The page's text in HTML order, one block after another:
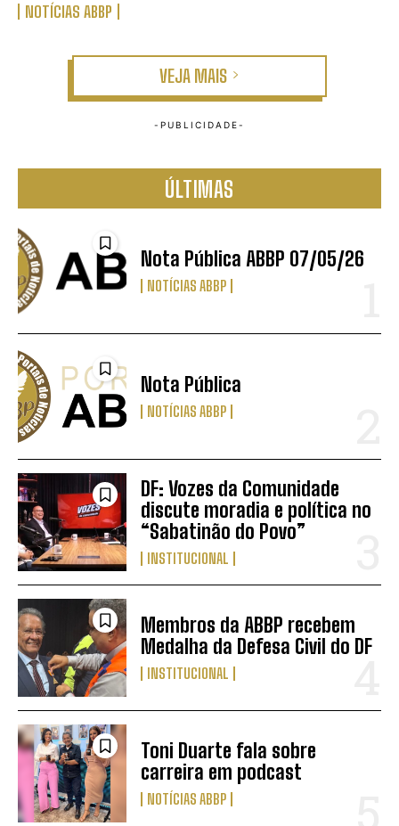
NOTÍCIAS ABBP
VEJA MAIS
ÚLTIMAS
Nota Pública ABBP 07/05/26
NOTÍCIAS ABBP
Nota Pública
NOTÍCIAS ABBP
DF: Vozes da Comunidade
discute moradia e política no
“Sabatinão do Povo”
INSTITUCIONAL
Membros da ABBP recebem
Medalha da Defesa Civil do DF
INSTITUCIONAL
Toni Duarte fala sobre
carreira em podcast
NOTÍCIAS ABBP